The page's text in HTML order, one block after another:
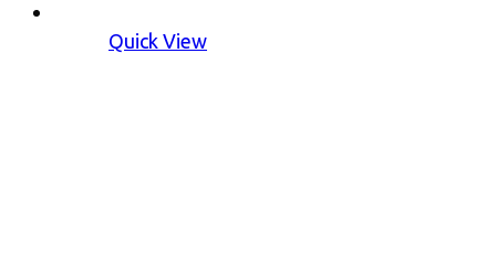
Quick View